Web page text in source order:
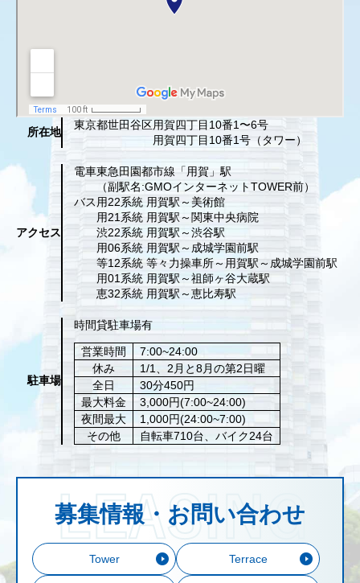
所在地
東京都世田谷区用賀四丁目10番1〜6号
用賀四丁目10番1号（タワー）
アクセス
電車東急田園都市線「用賀」駅
（副駅名:GMOインターネットTOWER前）
バス 用22系統 用賀駅～美術館
用21系統 用賀駅～関東中央病院
渋22系統 用賀駅～渋谷駅
用06系統 用賀駅～成城学園前駅
等12系統 等々力操車所～用賀駅～成城学園前駅
用01系統 用賀駅～祖師ヶ谷大蔵駅
恵32系統 用賀駅～恵比寿駅
駐車場
時間貸駐車場有
営業時間
7:00~24:00
休み
1/1、2月と8月の第2日曜
全日
30分450円
最大料金
3,000円(7:00~24:00)
夜間最大
1,000円(24:00~7:00)
その他
自転車710台、バイク24台
募集情報・お問い合わせ
Tower Terrace